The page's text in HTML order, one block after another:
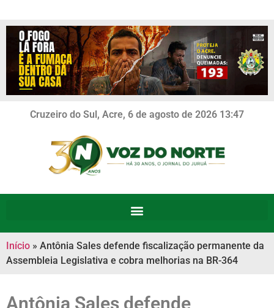
Cruzeiro do Sul, Acre, 6 de agosto de 2026 13:47
Início » Antônia Sales defende fiscalização permanente da
Assembleia Legislativa e cobra melhorias na BR-364
Antônia Sales defende